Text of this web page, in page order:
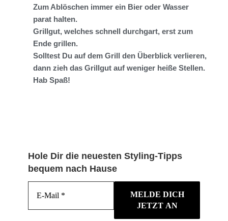
Zum Ablöschen immer ein Bier oder Wasser
parat halten.
Grillgut, welches schnell durchgart, erst zum
Ende grillen.
Solltest Du auf dem Grill den Überblick verlieren,
dann zieh das Grillgut auf weniger heiße Stellen.
Hab Spaß!
Hole Dir die neuesten Styling-Tipps
bequem nach Hause